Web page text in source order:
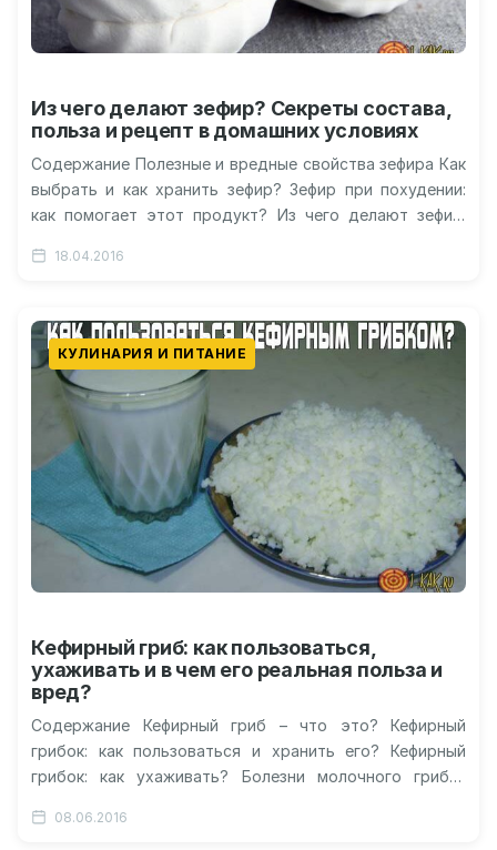
Из чего делают зефир? Секреты состава,
польза и рецепт в домашних условиях
Содержание Полезные и вредные свойства зефира Как
выбрать и как хранить зефир? Зефир при похудении:
как помогает этот продукт? Из чего делают зефир:
18.04.2016
КУЛИНАРИЯ И ПИТАНИЕ
Кефирный гриб: как пользоваться,
ухаживать и в чем его реальная польза и
вред?
Содержание Кефирный гриб – что это? Кефирный
грибок: как пользоваться и хранить его? Кефирный
грибок: как ухаживать? Болезни молочного грибка
08.06.2016